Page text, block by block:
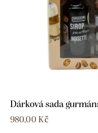
Dárková sada
980,00 Kč